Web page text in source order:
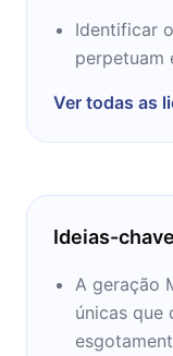
Identificar
perpetuam
Ver todas as
Ideias-chave
A geração
únicas que